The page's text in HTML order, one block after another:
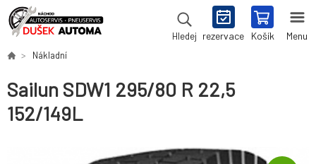
Hledej rezervace Košík Menu
Nákladní
Sailun SDW1 295/80 R 22,5
152/149L